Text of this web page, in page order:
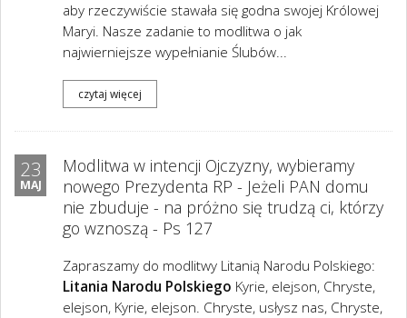
aby rzeczywiście stawała się godna swojej Królowej
Maryi. Nasze zadanie to modlitwa o jak
najwierniejsze wypełnianie Ślubów...
czytaj więcej
23
MAJ
Modlitwa w intencji Ojczyzny, wybieramy
nowego Prezydenta RP - Jeżeli PAN domu
nie zbuduje - na próżno się trudzą ci, którzy
go wznoszą - Ps 127
Zapraszamy do modlitwy Litanią Narodu Polskiego:
Litania Narodu Polskiego Kyrie, elejson, Chryste,
elejson, Kyrie, elejson. Chryste, usłysz nas, Chryste,